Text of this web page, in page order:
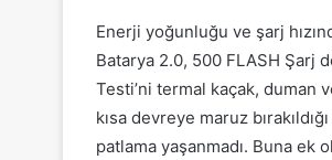
Enerji yoğunluğu ve şarj
Batarya 2.0, 500 FLASH Şarj
Testi’ni termal kaçak, duman
kısa devreye maruz
patlama yaşanmadı. Buna ek